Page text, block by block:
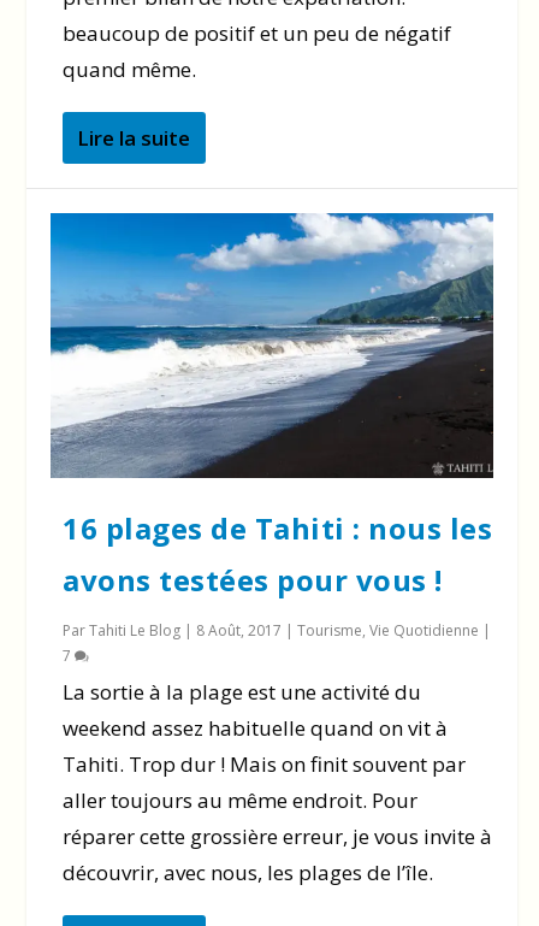
beaucoup de positif et un peu de négatif
quand même.
Lire la suite
16 plages de Tahiti : nous les
avons testées pour vous !
ParTahiti Le Blog | 8 Août, 2017 |Tourisme,Vie Quotidienne |
7
La sortie à la plage est une activité du
weekend assez habituelle quand on vit à
Tahiti. Trop dur ! Mais on finit souvent par
aller toujours au même endroit. Pour
réparer cette grossière erreur, je vous invite à
découvrir, avec nous, les plages de l’île.